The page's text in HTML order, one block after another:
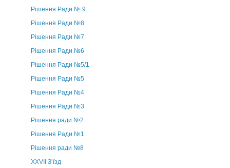
Рішення Ради № 9
Рішення Ради №8
Рішення Ради №7
Рішення Ради №6
Рішення Ради №5/1
Рішення Ради №5
Рішення Ради №4
Рішення Ради №3
Рішення ради №2
Рішення Ради №1
Рішення ради №8
ХХVII З’їзд